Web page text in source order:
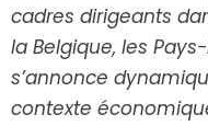
cadres dirigeants
la Belgique, les
s’annonce
contexte